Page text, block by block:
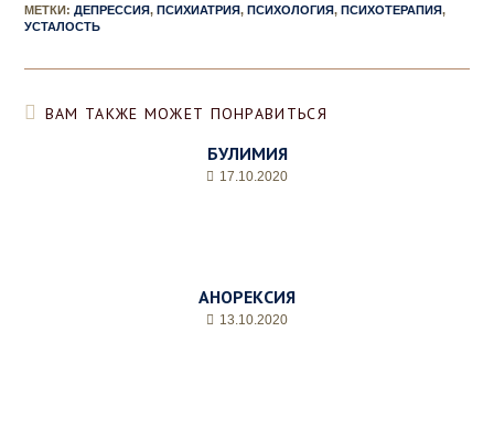
МЕТКИ :ДЕПРЕССИЯ, ПСИХИАТРИЯ, ПСИХОЛОГИЯ, ПСИХОТЕРАПИЯ,
УСТАЛОСТЬ
ВАМ ТАКЖЕ МОЖЕТ ПОНРАВИТЬСЯ
БУЛИМИЯ
17.10.2020
АНОРЕКСИЯ
13.10.2020